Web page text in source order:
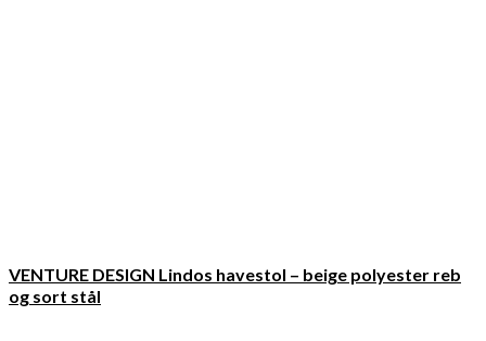
VENTURE DESIGN Lindos havestol – beige polyester reb
og sort stål